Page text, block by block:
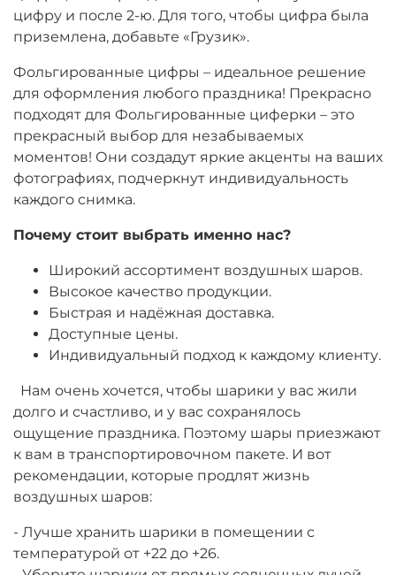
цифру и после 2-ю. Для того, чтобы цифра была
приземлена, добавьте «Грузик».
Фольгированные цифры – идеальное решение
для оформления любого праздника! Прекрасно
подходят для Фольгированные циферки – это
прекрасный выбор для незабываемых
моментов! Они создадут яркие акценты на ваших
фотографиях, подчеркнут индивидуальность
каждого снимка.
Почему стоит выбрать именно нас?
Широкий ассортимент воздушных шаров.
Высокое качество продукции.
Быстрая и надёжная доставка.
Доступные цены.
Индивидуальный подход к каждому клиенту.
Нам очень хочется, чтобы шарики у вас жили
долго и счастливо, и у вас сохранялось
ощущение праздника. Поэтому шары приезжают
к вам в транспортировочном пакете. И вот
рекомендации, которые продлят жизнь
воздушных шаров:
- Лучше хранить шарики в помещении с
температурой от +22 до +26.